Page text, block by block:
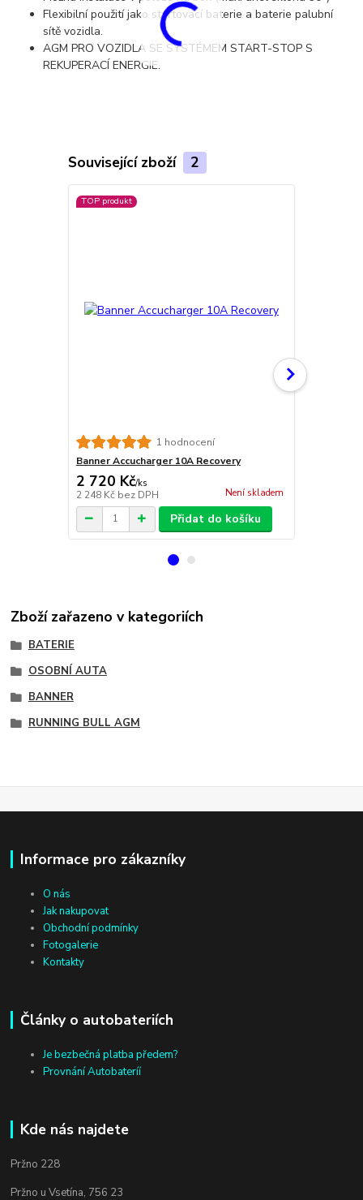
Flexibilní použití jako startovací baterie a baterie palubní
sítě vozidla.
AGM PRO VOZIDLA SE SYSTÉMEM START-STOPS
REKUPERACÍ ENERGIE.
Související zboží 2
TOP produkt
1 hodnocení
Banner Accucharger 10A Recovery
2 720 Kč/ks
2 248 Kč bez DPH Není skladem
Přidat do košíku
Zboží zařazeno v kategoriích
BATERIE
OSOBNÍ AUTA
BANNER
RUNNING BULL AGM
Informace pro zákazníky
O nás
Jak nakupovat
Obchodní podmínky
Fotogalerie
Kontakty
Články o autobateriích
Je bezbečná platba předem?
Provnání Autobateríí
Kde nás najdete
Pržno 228
Pržno u Vsetína, 756 23